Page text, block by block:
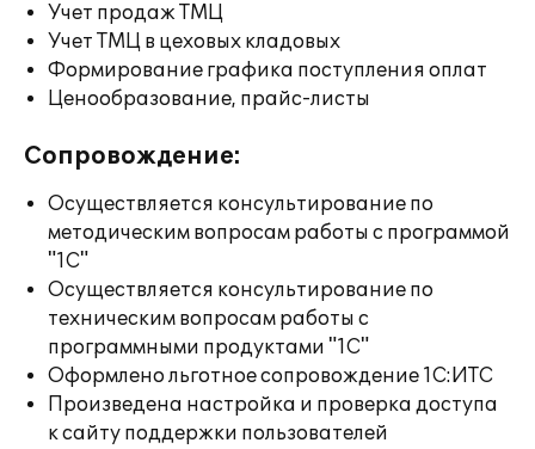
Учет продаж ТМЦ
Учет ТМЦ в цеховых кладовых
Формирование графика поступления оплат
Ценообразование, прайс-листы
Сопровождение:
Осуществляется консультирование по
методическим вопросам работы с программой
"1С"
Осуществляется консультирование по
техническим вопросам работы с
программными продуктами "1С"
Оформлено льготное сопровождение 1С:ИТС
Произведена настройка и проверка доступа
к сайту поддержки пользователей